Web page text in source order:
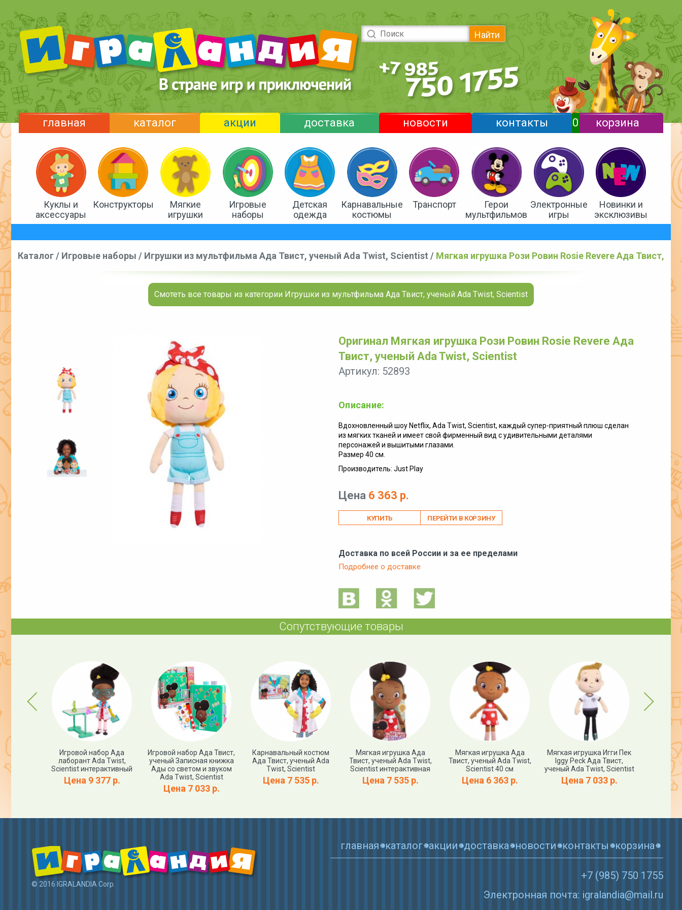
Найти
главная каталог акции доставка новости контакты 0 корзина
Куклы и
аксессуары
Конструкторы
Мягкие
игрушки
Игровые
наборы
Детская
одежда
Карнавальные
костюмы
Транспорт
Герои
мультфильмов
Электронные
игры
Новинки и
эксклюзивы
Каталог / Игровые наборы / Игрушки из мультфильма Ада Твист, ученый Ada Twist, Scientist / Мягкая игрушка Рози Ровин Rosie Revere Ада Твист,
Смотеть все товары из категории Игрушки из мультфильма Ада Твист, ученый Ada Twist, Scientist
Оригинал Мягкая игрушка Рози Ровин Rosie Revere Ада
Твист, ученый Ada Twist, Scientist
Артикул: 52893
Описание:
Вдохновленный шоу Netflix, Ada Twist, Scientist, каждый супер-приятный плюш сделан
из мягких тканей и имеет свой фирменный вид с удивительными деталями
персонажей и вышитыми глазами.
Размер 40 см.
Производитель: Just Play
Цена 6 363 р.
ПЕРЕЙТИ В КОРЗИНУ
Доставка по всей России и за ее пределами
Подробнее о доставке
Сопутствующие товары
Previous
Твист,
Twist,
Игровой набор Ада
лаборант Ada Twist,
Scientist интерактивный
Цена 9 377 р.
Игровой набор Ада Твист,
ученый Записная книжка
Ады со светом и звуком
Ada Twist, Scientist
Цена 7 033 р.
Карнавальный костюм
Ада Твист, ученый Ada
Twist, Scientist
Цена 7 535 р.
Мягкая игрушка Ада
Твист, ученый Ada Twist,
Scientist интерактивная
Цена 7 535 р.
Мягкая игрушка Ада
Твист, ученый Ada Twist,
Scientist 40 см
Цена 6 363 р.
Мягкая игрушка Игги Пек
Iggy Peck Ада Твист,
ученый Ada Twist, Scientist
Цена 7 033 р.
Игровой
со
Next
© 2016 IGRALANDIA Corp.
главная каталог акции доставка новости контакты корзина
+7 (985) 750 1755
Электронная почта: igralandia@mail.ru